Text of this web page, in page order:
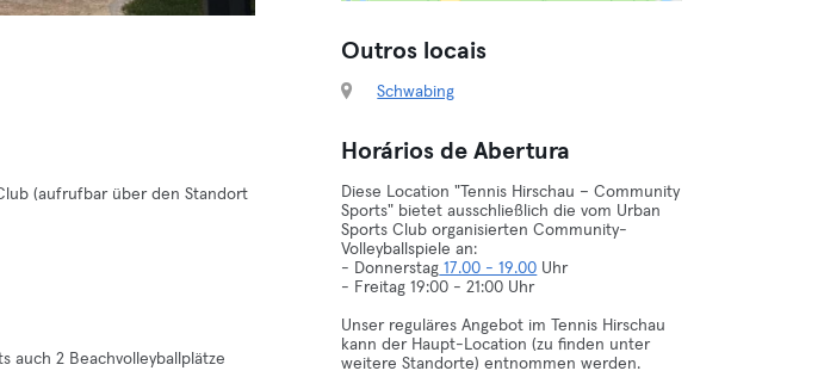
(aufrufbar über den Standort
auch 2 Beachvolleyballplätze
Outros locais
Schwabing
Horários de Abertura
Diese Location "Tennis Hirschau – Community
Sports" bietet ausschließlich die vom Urban
Sports Club organisierten Community-
Volleyballspiele an:
- Donnerstag 17.00 - 19.00 Uhr
- Freitag 19:00 - 21:00 Uhr
Unser reguläres Angebot im Tennis Hirschau
kann der Haupt-Location (zu finden unter
weitere Standorte) entnommen werden.